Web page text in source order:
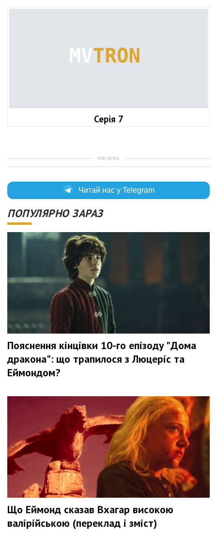
Серія 7
РЕКЛАМА
Читай нас у Telegram
ПОПУЛЯРНО ЗАРАЗ
Пояснення кінцівки 10-го епізоду "Дома
дракона": що трапилося з Люцеріс та
Еймондом?
Що Еймонд сказав Вхагар високою
валірійською (переклад і зміст)